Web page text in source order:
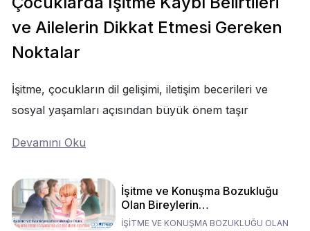
ve Ailelerin Dikkat Etmesi Gereken
Noktalar
İşitme, çocukların dil gelişimi, iletişim becerileri ve
sosyal yaşamları açısından büyük önem taşır
Devamını Oku
İşitme ve Konuşma Bozukluğu
Olan Bireylerin
Rehabilitasyonunda Ana
İŞİTME VE KONUŞMA BOZUKLUĞU OLAN